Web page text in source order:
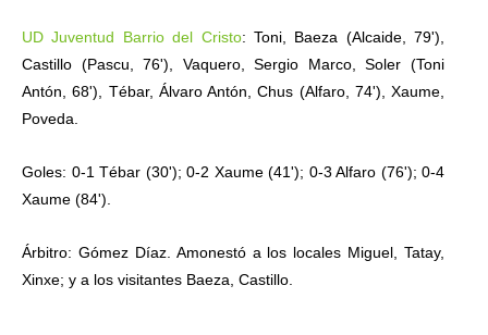
UD Juventud Barrio del Cristo: Toni, Baeza (Alcaide, 79'),
Castillo (Pascu, 76'), Vaquero, Sergio Marco, Soler (Toni
Antón, 68'), Tébar, Álvaro Antón, Chus (Alfaro, 74'), Xaume,
Poveda.
Goles: 0-1 Tébar (30'); 0-2 Xaume (41'); 0-3 Alfaro (76'); 0-4
Xaume (84').
Árbitro: Gómez Díaz. Amonestó a los locales Miguel, Tatay,
Xinxe; y a los visitantes Baeza, Castillo.